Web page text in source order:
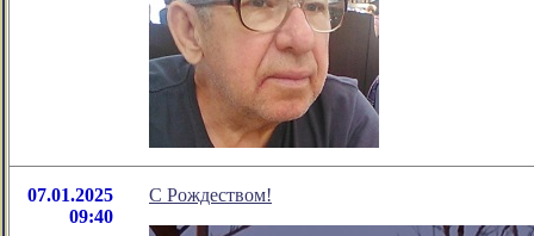
07.01.2025
09:40
С Рождеством!